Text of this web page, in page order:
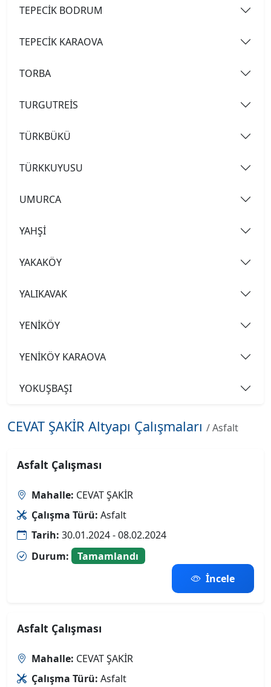
TEPECİK BODRUM
TEPECİK KARAOVA
TORBA
TURGUTREİS
TÜRKBÜKÜ
TÜRKKUYUSU
UMURCA
YAHŞİ
YAKAKÖY
YALIKAVAK
YENİKÖY
YENİKÖY KARAOVA
YOKUŞBAŞI
CEVAT ŞAKİR Altyapı Çalışmaları / Asfalt
Asfalt Çalışması
Mahalle: CEVAT ŞAKİR
Çalışma Türü: Asfalt
Tarih: 30.01.2024 - 08.02.2024
Durum:
Tamamlandı
İncele
Asfalt Çalışması
Mahalle: CEVAT ŞAKİR
Çalışma Türü: Asfalt